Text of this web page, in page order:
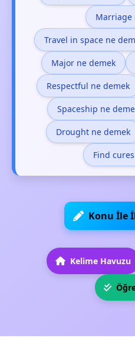
Marriage
Travel in space ne
Major ne demek
Respectful ne demek
Spaceship ne
Drought ne demek
Find
Konu İle
Kelime Havuzu